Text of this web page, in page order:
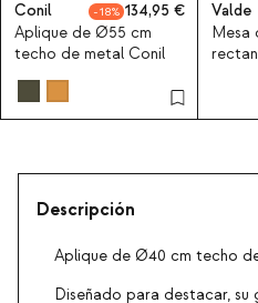
Conil 18
134,95
Aplique de Ø55 cm
techo de metal Conil
Valde
Mesa
Descripción
Aplique de Ø40 cm techo
Diseñado para destacar, su